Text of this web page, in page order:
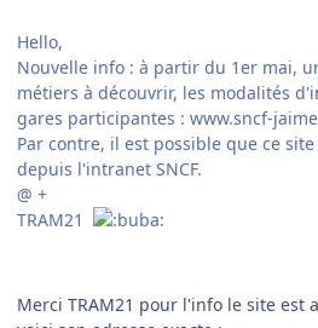
Hello,
Nouvelle info : à partir du 1er mai,
métiers à découvrir, les modalités
gares participantes : www.sncf-
Par contre, il est possible que ce
depuis l'intranet SNCF.
@ +
TRAM21
Merci TRAM21 pour l'info le site est